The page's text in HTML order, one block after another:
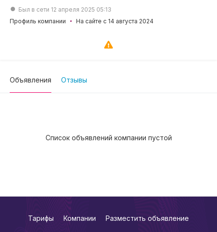
Был в сети 12 апреля 2025 05:13
Профиль компании
На сайте с 14 августа 2024
Объявления Отзывы
Список объявлений компании пустой
Тарифы Компании Разместить объявление